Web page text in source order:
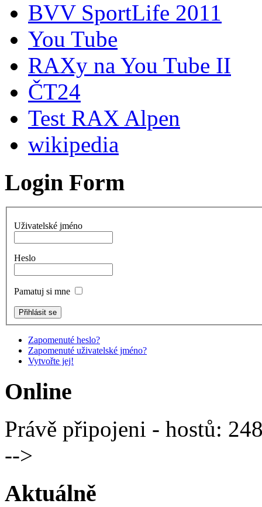
BVV SportLife 2011
You Tube
RAXy na You Tube II
ČT24
Test RAX Alpen
wikipedia
Login Form
Uživatelské jméno
Heslo
Pamatuj si mne
Zapomenuté heslo?
Zapomenuté uživatelské jméno?
Vytvořte jej!
Online
Právě připojeni - hostů:
-->
Aktuálně